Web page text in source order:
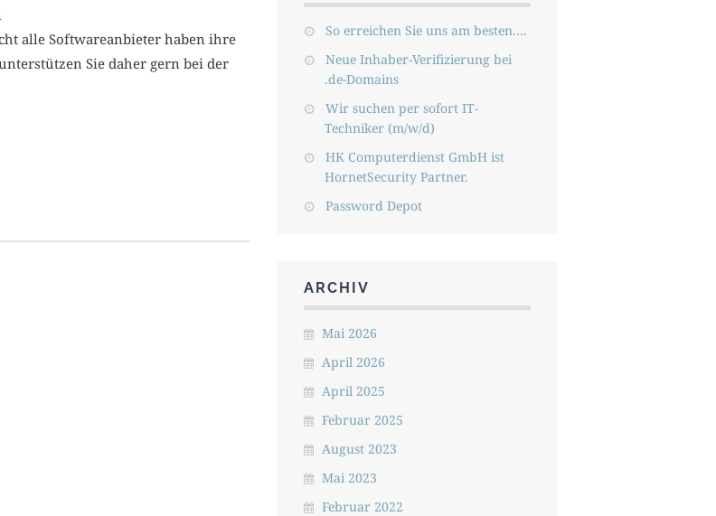
alle Softwareanbieter haben ihre
Sie daher gern bei der
So erreichen Sie uns am besten….
Neue Inhaber-Verifizierung bei
.de-Domains
Wir suchen per sofort IT-
Techniker (m/w/d)
HK Computerdienst GmbH ist
HornetSecurity Partner.
Password Depot
ARCHIV
Mai 2026
April 2026
April 2025
Februar 2025
August 2023
Mai 2023
Februar 2022